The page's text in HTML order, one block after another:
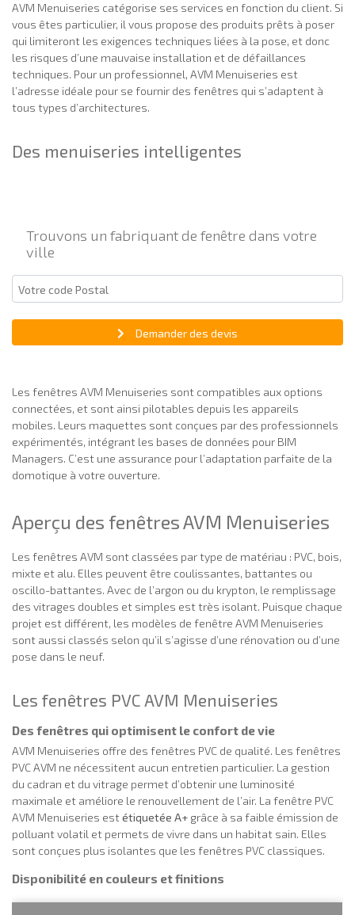
AVM Menuiseries catégorise ses services en fonction du client. Si
vous êtes particulier, il vous propose des produits prêts à poser
qui limiteront les exigences techniques liées à la pose, et donc
les risques d’une mauvaise installation et de défaillances
techniques. Pour un professionnel, AVM Menuiseries est
l’adresse idéale pour se fournir des fenêtres qui s’adaptent à
tous types d’architectures.
Des menuiseries intelligentes
Trouvons un fabriquant de fenêtre dans votre
ville
Demander des devis
Les fenêtres AVM Menuiseries sont compatibles aux options
connectées, et sont ainsi pilotables depuis les appareils
mobiles. Leurs maquettes sont conçues par des professionnels
expérimentés, intégrant les bases de données pour BIM
Managers. C’est une assurance pour l’adaptation parfaite de la
domotique à votre ouverture.
Aperçu des fenêtres AVM Menuiseries
Les fenêtres AVM sont classées par type de matériau : PVC, bois,
mixte et alu. Elles peuvent être coulissantes, battantes ou
oscillo-battantes. Avec de l’argon ou du krypton, le remplissage
des vitrages doubles et simples est très isolant. Puisque chaque
projet est différent, les modèles de fenêtre AVM Menuiseries
sont aussi classés selon qu’il s’agisse d’une rénovation ou d’une
pose dans le neuf.
Les fenêtres PVC AVM Menuiseries
Des fenêtres qui optimisent le confort de vie
AVM Menuiseries offre des fenêtres PVC de qualité. Les fenêtres
PVC AVM ne nécessitent aucun entretien particulier. La gestion
du cadran et du vitrage permet d’obtenir une luminosité
maximale et améliore le renouvellement de l’air. La fenêtre PVC
AVM Menuiseries estétiquetée A+ grâce à sa faible émission de
polluant volatil et permets de vivre dans un habitat sain. Elles
sont conçues plus isolantes que les fenêtres PVC classiques.
Disponibilité en couleurs et finitions